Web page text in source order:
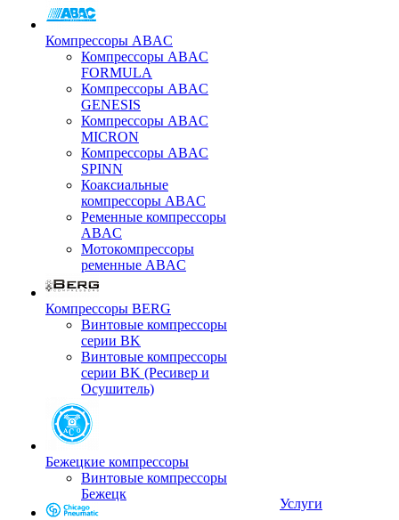
Компрессоры ABAC
Компрессоры ABAC
FORMULA
Компрессоры ABAC
GENESIS
Компрессоры ABAC
MICRON
Компрессоры ABAC
SPINN
Коаксиальные
компрессоры ABAC
Ременные компрессоры
ABAC
Мотокомпрессоры
ременные ABAC
Компрессоры BERG
Винтовые компрессоры
серии BK
Винтовые компрессоры
серии BK (Ресивер и
Осушитель)
Бежецкие компрессоры
Винтовые компрессоры
Бежецк
Услуги